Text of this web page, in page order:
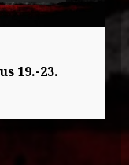
19.-23.